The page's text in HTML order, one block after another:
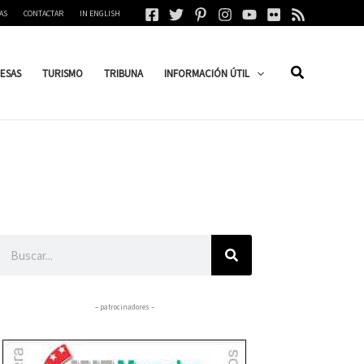
CONTACTAR IN ENGLISH
TURISMO TRIBUNA INFORMACIÓN ÚTIL
– patrocinadores –